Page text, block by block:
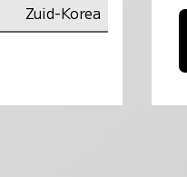
Zuid-Korea